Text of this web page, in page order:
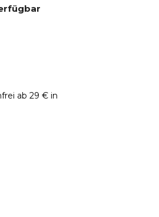
ab 29 € in